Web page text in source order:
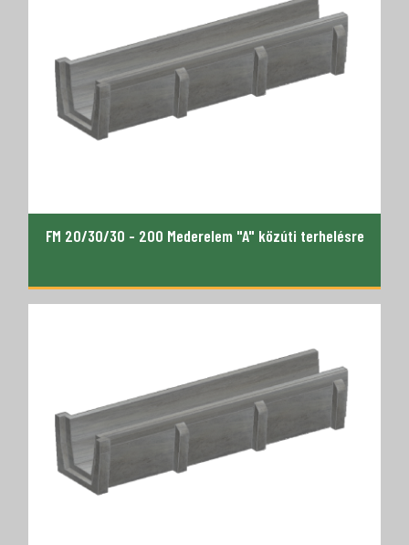
FM 20/30/30 - 200 Mederelem "A" közúti terhelésre